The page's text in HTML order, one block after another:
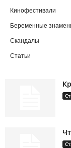
Кинофестивали
Беременные
Скандалы
Статьи